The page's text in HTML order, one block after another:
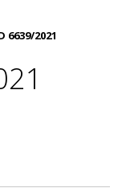
6639/2021